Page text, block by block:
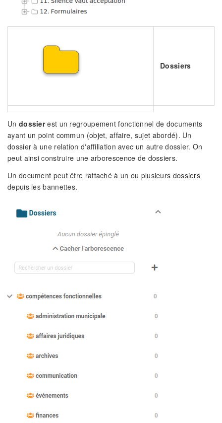
Dossiers
Un dossierest un regroupement fonctionnel de documents
ayant un point commun (objet, affaire, sujet abordé). Un
dossier à une relation d'affiliation avec un autre dossier. On
peut ainsi construire une arborescence de dossiers.
Un document peut être rattaché à un ou plusieurs dossiers
depuis les bannettes.